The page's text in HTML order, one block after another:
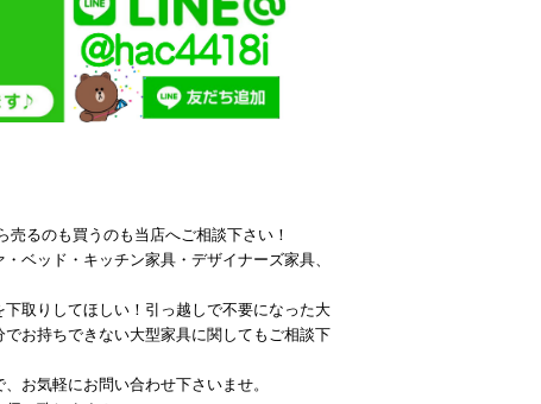
るのも買うのも当店へご相談下さい！
ベッド・キッチン家具・デザイナーズ家具、
取りしてほしい！引っ越しで不要になった大
お持ちできない大型家具に関してもご相談下
お気軽にお問い合わせ下さいませ。